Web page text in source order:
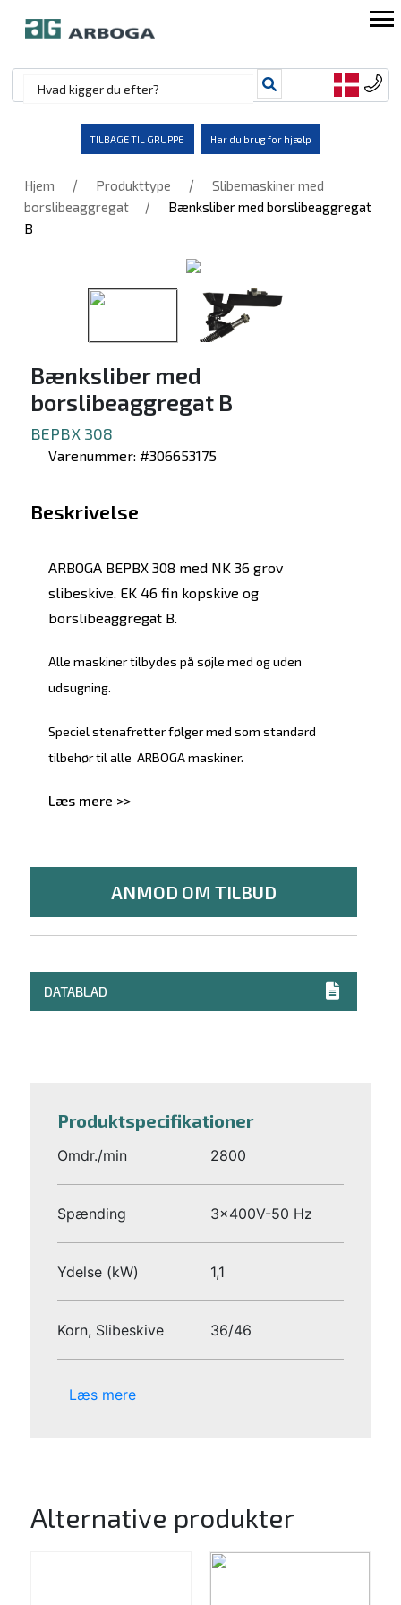
TILBAGE TIL GRUPPE Har du brug for hjælp
Hjem / Produkttype /
Slibemaskiner med
borslibeaggregat
/
Bænksliber med borslibeaggregat
B
Bænksliber med
borslibeaggregat B
BEPBX 308
Varenummer: #306653175
Beskrivelse
ARBOGA BEPBX 308 med NK 36 grov
slibeskive, EK 46 fin kopskive og
borslibeaggregat B.
Alle maskiner tilbydes på søjle med og uden
udsugning.
Speciel stenafretter følger med som standard
tilbehør til alle ARBOGA maskiner.
Læs mere >>
ANMOD OM TILBUD
DATABLAD
Produktspecifikationer
Omdr./min 2800
Spænding 3x400V-50 Hz
Ydelse (kW) 1,1
Korn, Slibeskive 36/46
Læs mere
Alternative produkter